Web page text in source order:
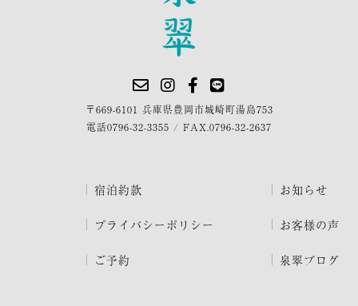
〒669-6101 兵庫県豊岡市城崎町湯島753
電話0796-32-3355 / FAX.0796-32-2637
宿泊約款
プライバシーポリシー
ご予約
お知らせ
お客様の声
泉翠ブログ